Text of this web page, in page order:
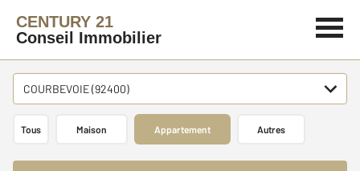
CENTURY 21
Conseil Immobilier
COURBEVOIE (92400)
Tous Maison Appartement Autres